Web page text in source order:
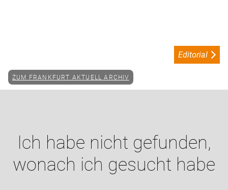
Editorial
ZUM FRANKFURT AKTUELL ARCHIV
Ich habe nicht gefunden,
wonach ich gesucht habe